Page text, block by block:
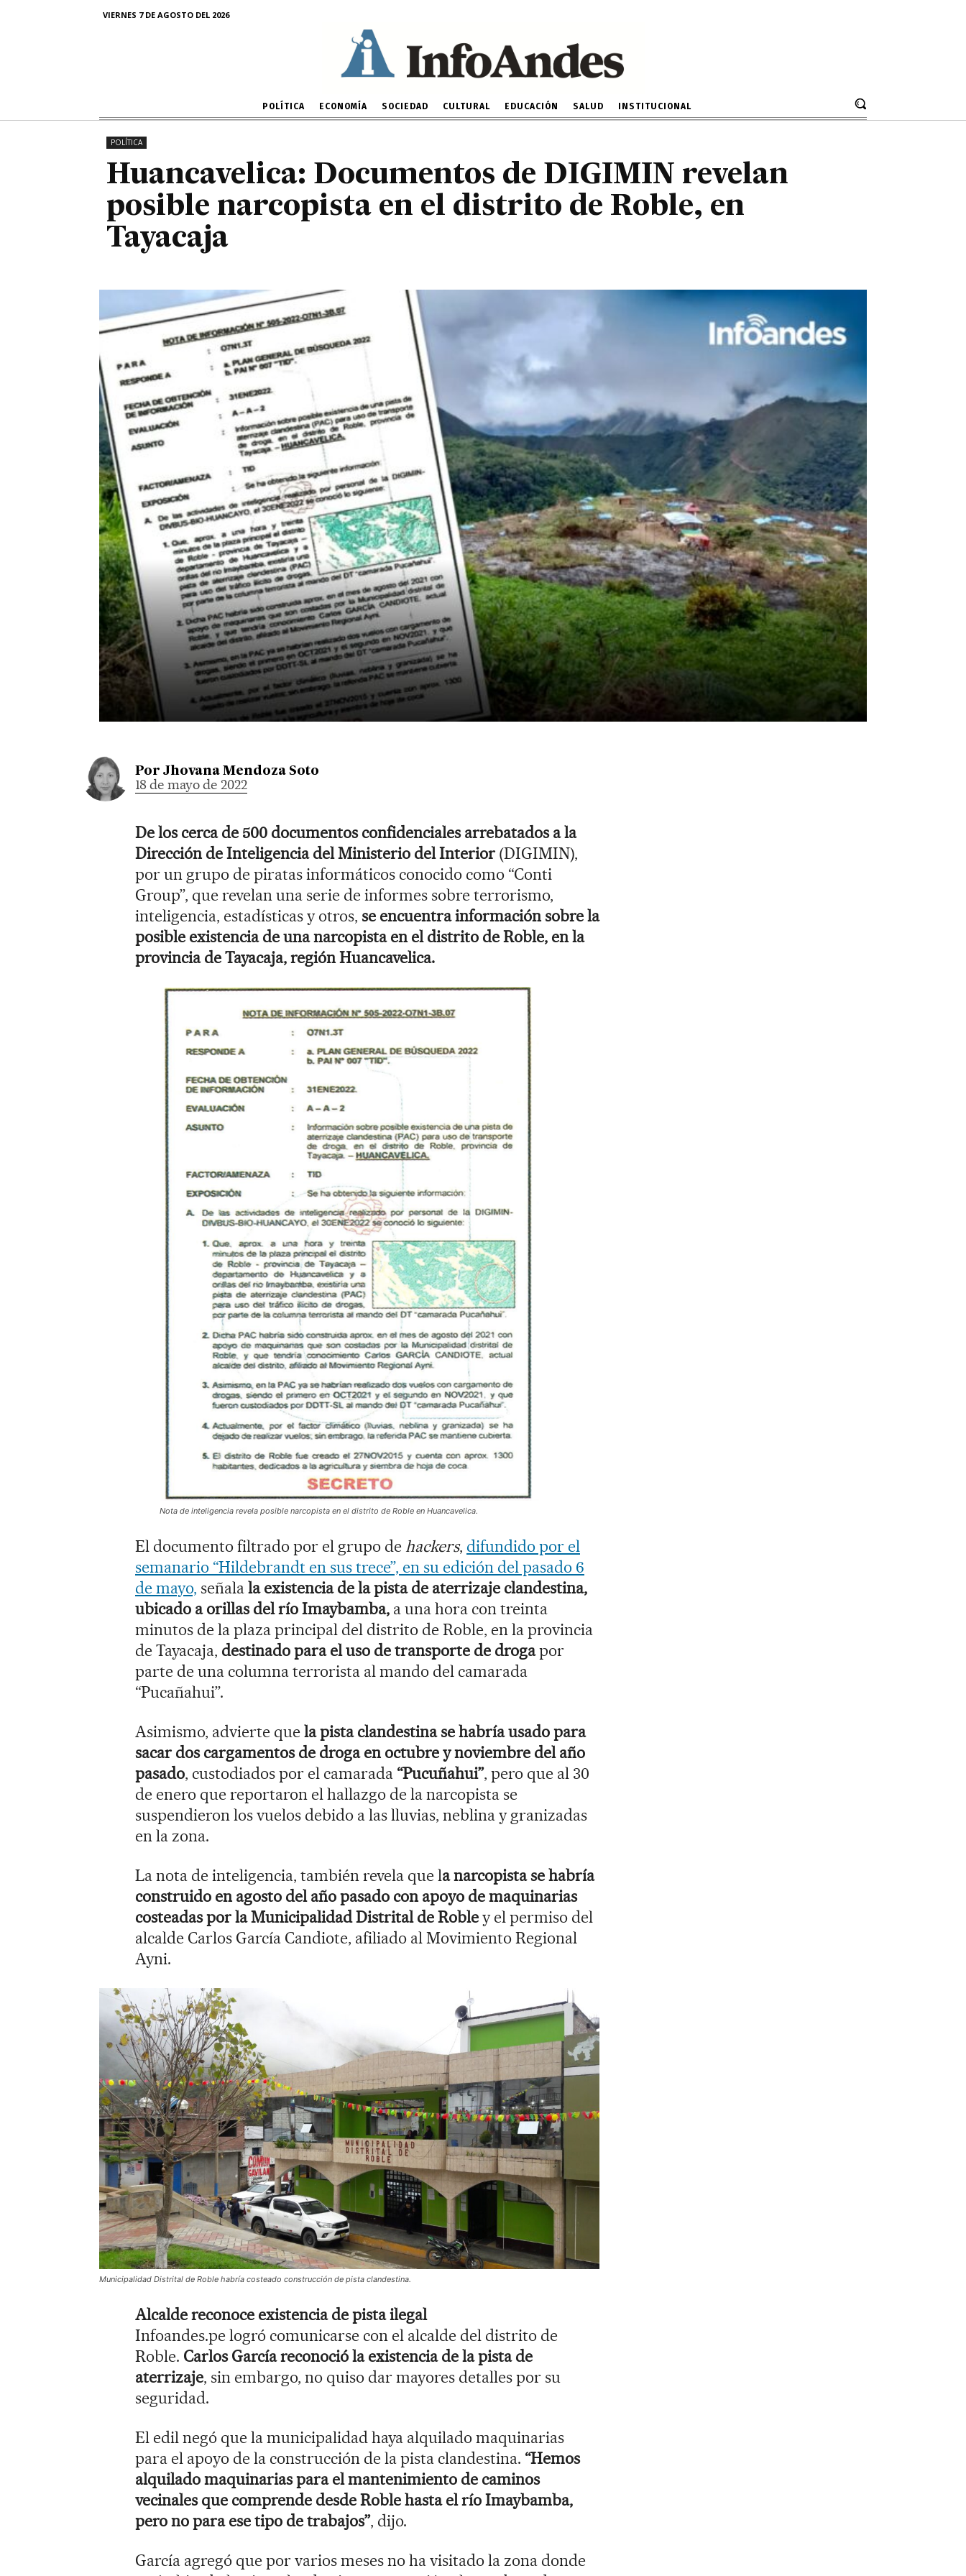
VIERNES 7 DE AGOSTO DEL 2026
POLÍTICA ECONOMÍA SOCIEDAD CULTURAL EDUCACIÓN SALUD INSTITUCIONAL
posible narcopista en el distrito de Roble, en
Tayacaja
POLÍTICA
Huancavelica: Documentos de DIGIMIN revelan
posible narcopista en el distrito de Roble, en
Tayacaja
Por Jhovana Mendoza Soto
18 de mayo de 2022
De los cerca de 500 documentos confidenciales arrebatados a la
Dirección de Inteligencia del Ministerio del Interior (DIGIMIN),
por un grupo de piratas informáticos conocido como “Conti
Group”, que revelan una serie de informes sobre terrorismo,
inteligencia, estadísticas y otros, se encuentra información sobre la
posible existencia de una narcopista en el distrito de Roble, en la
provincia de Tayacaja, región Huancavelica.
Nota de inteligencia revela posible narcopista en el distrito de Roble en Huancavelica.
El documento filtrado por el grupo de hackers, difundido por el
semanario “Hildebrandt en sus trece”, en su edición del pasado 6
de mayo, señalala existencia de la pista de aterrizaje clandestina,
ubicado a orillas del río Imaybamba, a una hora con treinta
minutos de la plaza principal del distrito de Roble, en la provincia
de Tayacaja, destinado para el uso de transporte de drogapor
parte de una columna terrorista al mando del camarada
“Pucañahui”.
Asimismo, advierte quela pista clandestina se habría usado para
sacar dos cargamentos de droga en octubre y noviembre del año
pasado, custodiados por el camarada “Pucuñahui”, pero que al 30
de enero que reportaron el hallazgo de la narcopista se
suspendieron los vuelos debido a las lluvias, neblina y granizadas
en la zona.
La nota de inteligencia, también revela que la narcopista se habría
construido en agosto del año pasado con apoyo de maquinarias
costeadas por la Municipalidad Distrital de Robley el permiso del
alcalde Carlos García Candiote, afiliado al Movimiento Regional
Ayni.
Municipalidad Distrital de Roble habría costeado construcción de pista clandestina.
Alcalde reconoce existencia de pista ilegal
Infoandes.pe logró comunicarse con el alcalde del distrito de
Roble. Carlos García reconoció la existencia de la pista de
aterrizaje, sin embargo, no quiso dar mayores detalles por su
seguridad.
El edil negó que la municipalidad haya alquilado maquinarias
para el apoyo de la construcción de la pista clandestina. “Hemos
alquilado maquinarias para el mantenimiento de caminos
vecinales que comprende desde Roble hasta el río Imaybamba,
pero no para ese tipo de trabajos”, dijo.
García agregó que por varios meses no ha visitado la zona donde